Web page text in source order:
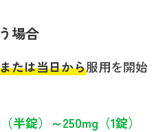
場合
たは当日から服用を開始
半錠）～250mg（1錠）